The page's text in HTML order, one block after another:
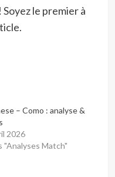
le premier à
– Como : analyse &
2026
"Analyses Match"